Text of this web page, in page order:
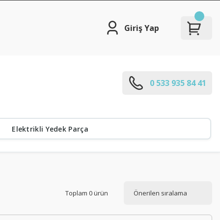
Giriş Yap
0 533 935 84 41
Elektrikli Yedek Parça
Toplam 0 ürün